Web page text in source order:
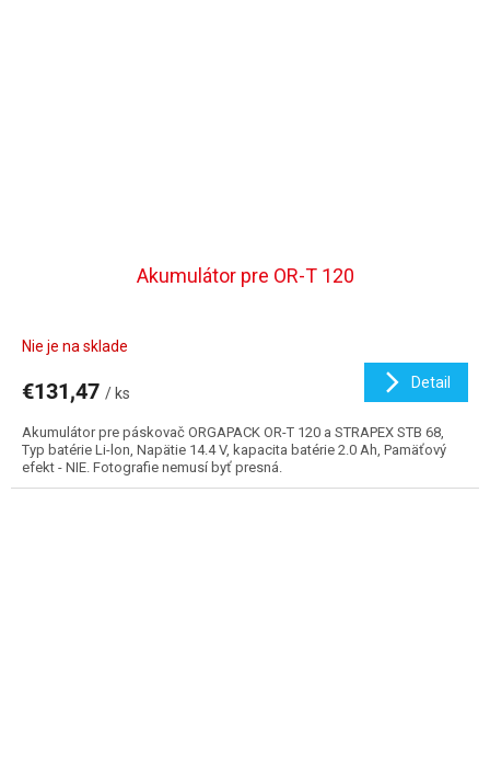
Akumulátor pre OR-T 120
Nie je na sklade
€131,47 / ks
Detail
Akumulátor pre páskovač ORGAPACK OR-T 120 a STRAPEX STB 68,
Typ batérie Li-lon, Napätie 14.4 V, kapacita batérie 2.0 Ah, Pamäťový
efekt - NIE. Fotografie nemusí byť presná.